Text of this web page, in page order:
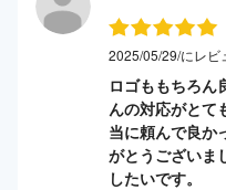
2025/05/29/にレビ
ロゴももちろん
んの対応がとて
当に頼んで良か
がとうございま
したいです。